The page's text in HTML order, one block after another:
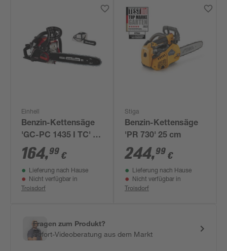
Einhell
Benzin-Kettensäge
'GC-PC 1435 I TC' 35
cm 4-teilig
164,99 €
Lieferung nach Hause
Nicht verfügbar in
Troisdorf
Stiga
Benzin-Kettensäge
'PR 730' 25 cm
244,99 €
Lieferung nach Hause
Nicht verfügbar in
Troisdorf
Fragen zum Produkt?
Sofort-Videoberatung aus dem Markt